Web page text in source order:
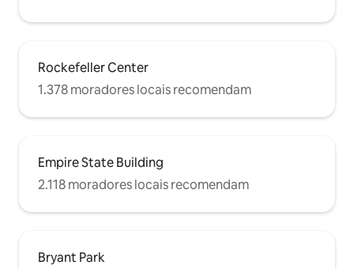
Rockefeller Center
1.378 moradores locais recomendam
Empire State Building
2.118 moradores locais recomendam
Bryant Park